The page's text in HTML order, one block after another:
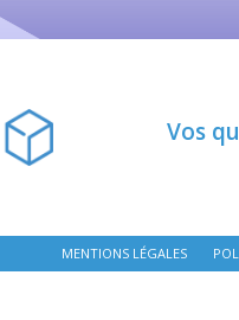
Vos
MENTIONS LÉGALES